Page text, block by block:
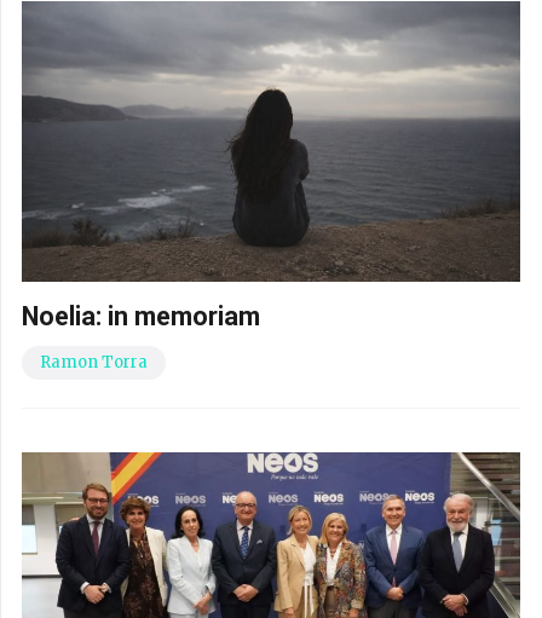
Noelia: in memoriam
Ramon Torra